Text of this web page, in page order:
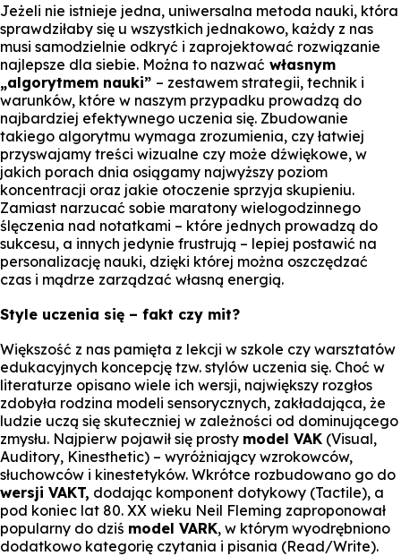
Jeżeli nie istnieje jedna, uniwersalna metoda nauki, która
sprawdziłaby się u wszystkich jednakowo, każdy z nas
musi samodzielnie odkryć i zaprojektować rozwiązanie
najlepsze dla siebie. Można to nazwać własnym
„algorytmem nauki” – zestawem strategii, technik i
warunków, które w naszym przypadku prowadzą do
najbardziej efektywnego uczenia się. Zbudowanie
takiego algorytmu wymaga zrozumienia, czy łatwiej
przyswajamy treści wizualne czy może dźwiękowe, w
jakich porach dnia osiągamy najwyższy poziom
koncentracji oraz jakie otoczenie sprzyja skupieniu.
Zamiast narzucać sobie maratony wielogodzinnego
ślęczenia nad notatkami – które jednych prowadzą do
sukcesu, a innych jedynie frustrują – lepiej postawić na
personalizację nauki, dzięki której można oszczędzać
czas i mądrze zarządzać własną energią.
Style uczenia się – fakt czy mit?
Większość z nas pamięta z lekcji w szkole czy warsztatów
edukacyjnych koncepcję tzw. stylów uczenia się. Choć w
literaturze opisano wiele ich wersji, największy rozgłos
zdobyła rodzina modeli sensorycznych, zakładająca, że
ludzie uczą się skuteczniej w zależności od dominującego
zmysłu. Najpierw pojawił się prosty model VAK (Visual,
Auditory, Kinesthetic) – wyróżniający wzrokowców,
słuchowców i kinestetyków. Wkrótce rozbudowano go do
wersji VAKT, dodając komponent dotykowy (Tactile), a
pod koniec lat 80. XX wieku Neil Fleming zaproponował
popularny do dziś model VARK, w którym wyodrębniono
dodatkowo kategorię czytania i pisania (Read/Write).